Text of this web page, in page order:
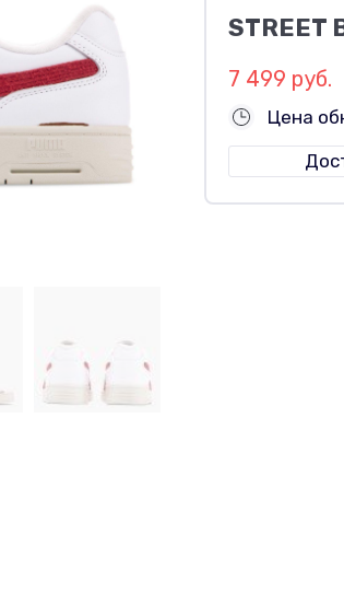
STREET
7 499 руб.
Цена